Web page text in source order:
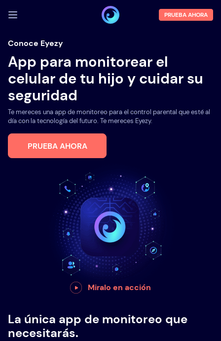
INICIA SESIÓN
Demo
Funciones
Sobre la empresa
Blog
PRUEBA AHORA
Conoce Eyezy
App para monitorear el
celular de tu hijo y cuidar su
seguridad
Te mereces una app de monitoreo para el control parental que esté al
día con la tecnología del futuro. Te mereces Eyezy.
PRUEBA AHORA
Miralo en acción
La única app de monitoreo que
necesitarás.